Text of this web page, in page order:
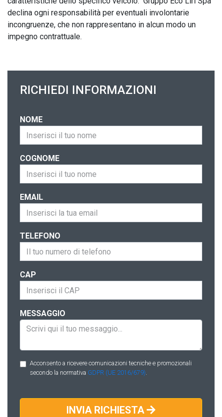
declina ogni responsabilità per eventuali involontarie
incongruenze, che non rappresentano in alcun modo un
impegno contrattuale.
RICHIEDI INFORMAZIONI
NOME
COGNOME
EMAIL
TELEFONO
CAP
MESSAGGIO
Acconsento a ricevere comunicazioni tecniche e promozionali
secondo la normativa GDPR (UE 2016/679).
INVIA RICHIESTA